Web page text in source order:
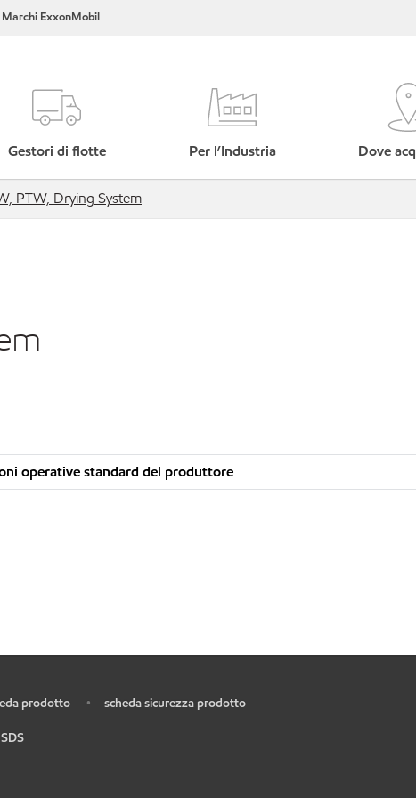
Marchi ExxonMobil
Gestori di flotte Per l’Industria Dove
PTW, Drying System
operative standard del produttore
prodotto • scheda sicurezza prodotto
SDS